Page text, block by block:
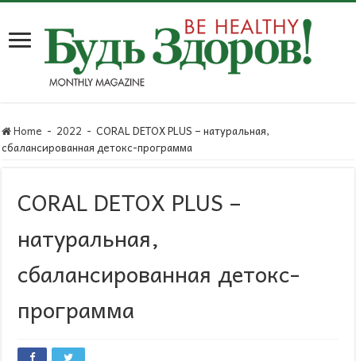
Home - 2022 - CORAL DETOX PLUS – натуральная,
сбалансированная детокс-программа
CORAL DETOX PLUS –
натуральная,
сбалансированная детокс-
программа